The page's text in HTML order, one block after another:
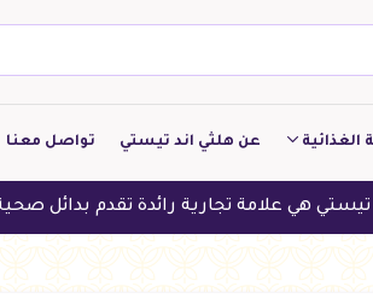
الغذائية
الكربوهيدرات
البروتين
عن هلثي اند تيستي تواصل معنا
هي علامة تجارية رائدة تقدم بدائل صحية